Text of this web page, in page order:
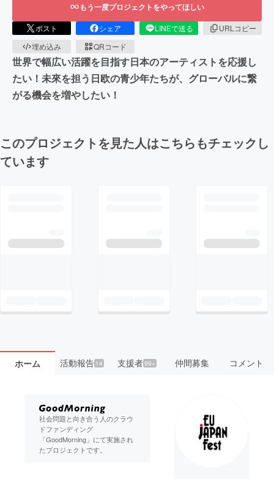
もう一度プロジェクトをやってほしい
ポスト シェア LINEで送る
URLコピー
埋め込み
QRコード
世界で幅広い活躍を目指す日本のアーティストを応援し
たい！未來を担う日欧の青少年たちが、グローバルに繋
がる機会を増やしたい！
このプロジェクトを見た人はこちらもチェックし
ています
ホーム 活動報告14 支援者99+ 仲間募集 コメント
社会問題と向き合う人のクラウ
ドファンディング
「GoodMorning」にて実施され
たプロジェクトです。